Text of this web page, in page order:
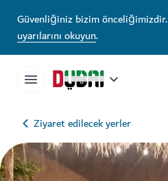
Güvenliğiniz bizim önceliğimizdir.
uyarılarını okuyun.
Ziyaret edilecek yerler